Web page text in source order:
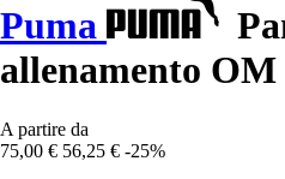
Puma
allenamento OM
A partire da
75,00 € 56,25 € -25%